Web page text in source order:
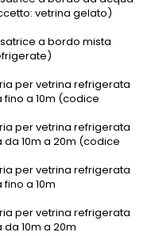
vetrina gelato)
a bordo mista
per vetrina refrigerata
fino a 10m (codice
per vetrina refrigerata
da 10m a 20m (codice
per vetrina refrigerata
a 10m
per vetrina refrigerata
10m a 20m